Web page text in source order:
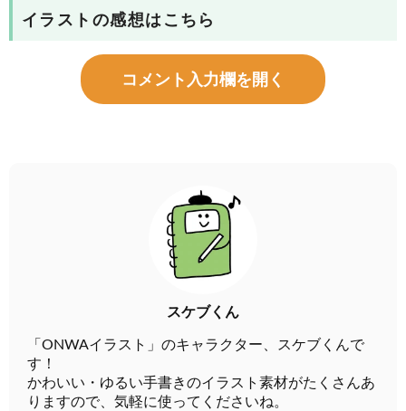
イラストの感想はこちら
コメント入力欄を開く
スケブくん
「ONWAイラスト」のキャラクター、スケブくんで
す！
かわいい・ゆるい手書きのイラスト素材がたくさんあ
りますので、気軽に使ってくださいね。